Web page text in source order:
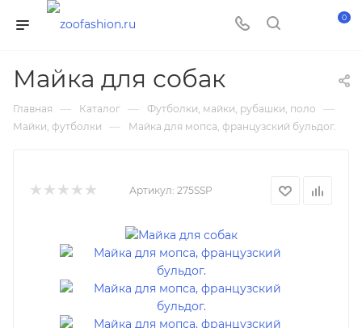
0
Майка для собак
Главная — Каталог — Футболки, майки, рубашки, поло —
Майки, футболки — Майка для мопса, французский бульдог.
Артикул: 275SSP